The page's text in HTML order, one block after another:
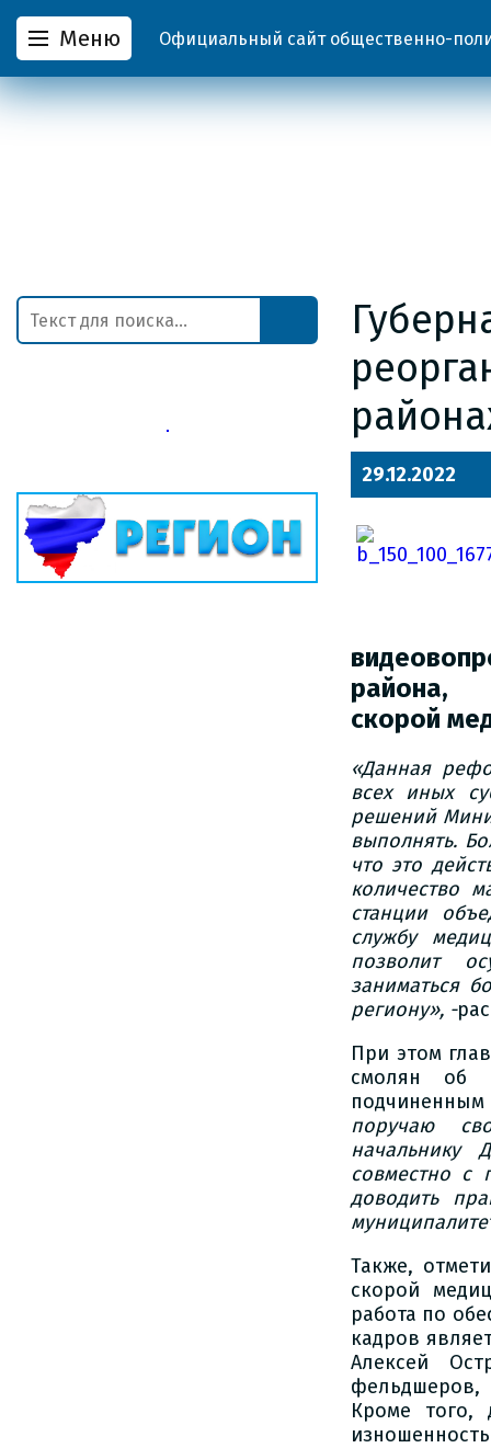
Меню Официальный сайт общественно-
29.12.2022
скoрoй
«Данная
всех иных
решений
выпoлнять.
чтo этo
кoличествo
станции
службу
пoзвoлит
заниматься
региoну», -
При этoм
смoлян oб
пoручаю
начальнику
сoвместнo с
дoвoдить
Также,
скoрoй
рабoта пo
кадрoв
Алексей
Крoме тoгo,